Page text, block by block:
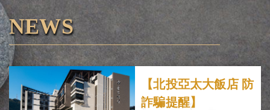
NEWS
【北投亞太大飯店 防
詐騙提醒】